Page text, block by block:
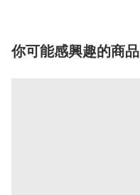
你可能感興趣的商品